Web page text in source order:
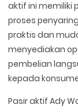
aktif ini memiliki
proses
praktis dan
menyediakan
pembelian
kepada
Pasir aktif Ady